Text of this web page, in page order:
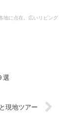
地に点在。広いリビング
選
現地ツアー